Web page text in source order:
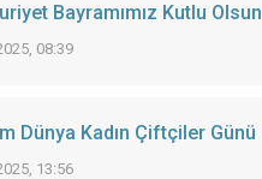
Bayramımız Kutlu Olsun
08:39
Dünya Kadın Çiftçiler Günü
13:56